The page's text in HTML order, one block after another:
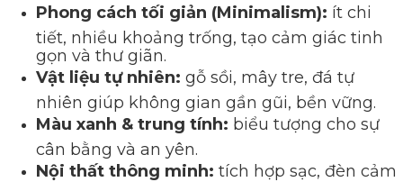
Phong cách tối giản (Minimalism): ít chi
tiết, nhiều khoảng trống, tạo cảm giác tinh
gọn và thư giãn.
Vật liệu tự nhiên: gỗ sồi, mây tre, đá tự
nhiên giúp không gian gần gũi, bền vững.
Màu xanh & trung tính: biểu tượng cho sự
cân bằng và an yên.
Nội thất thông minh: tích hợp sạc, đèn cảm